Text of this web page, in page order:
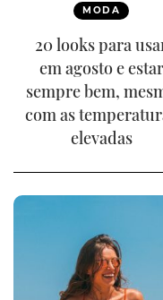
MODA
20 looks para
em agosto e estar
sempre bem,
com as
elevadas